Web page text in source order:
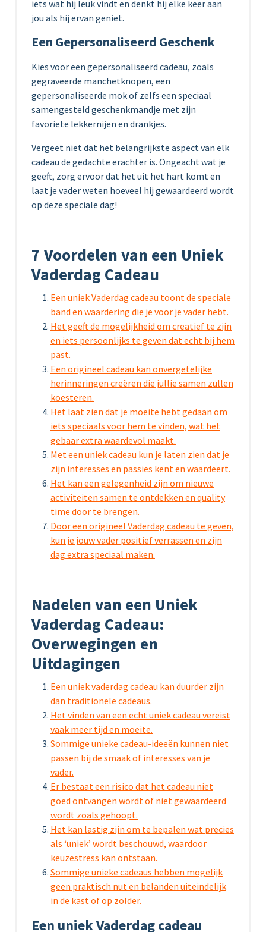
iets wat hij leuk vindt en denkt hij elke keer aan
jou als hij ervan geniet.
Een Gepersonaliseerd Geschenk
Kies voor een gepersonaliseerd cadeau, zoals
gegraveerde manchetknopen, een
gepersonaliseerde mok of zelfs een speciaal
samengesteld geschenkmandje met zijn
favoriete lekkernijen en drankjes.
Vergeet niet dat het belangrijkste aspect van elk
cadeau de gedachte erachter is. Ongeacht wat je
geeft, zorg ervoor dat het uit het hart komt en
laat je vader weten hoeveel hij gewaardeerd wordt
op deze speciale dag!
7 Voordelen van een Uniek
Vaderdag Cadeau
Een uniek Vaderdag cadeau toont de speciale
band en waardering die je voor je vader hebt.
Het geeft de mogelijkheid om creatief te zijn
en iets persoonlijks te geven dat echt bij hem
past.
Een origineel cadeau kan onvergetelijke
herinneringen creëren die jullie samen zullen
koesteren.
Het laat zien dat je moeite hebt gedaan om
iets speciaals voor hem te vinden, wat het
gebaar extra waardevol maakt.
Met een uniek cadeau kun je laten zien dat je
zijn interesses en passies kent en waardeert.
Het kan een gelegenheid zijn om nieuwe
activiteiten samen te ontdekken en quality
time door te brengen.
Door een origineel Vaderdag cadeau te geven,
kun je jouw vader positief verrassen en zijn
dag extra speciaal maken.
Nadelen van een Uniek
Vaderdag Cadeau:
Overwegingen en
Uitdagingen
Een uniek vaderdag cadeau kan duurder zijn
dan traditionele cadeaus.
Het vinden van een echt uniek cadeau vereist
vaak meer tijd en moeite.
Sommige unieke cadeau-ideeën kunnen niet
passen bij de smaak of interesses van je
vader.
Er bestaat een risico dat het cadeau niet
goed ontvangen wordt of niet gewaardeerd
wordt zoals gehoopt.
Het kan lastig zijn om te bepalen wat precies
als ‘uniek’ wordt beschouwd, waardoor
keuzestress kan ontstaan.
Sommige unieke cadeaus hebben mogelijk
geen praktisch nut en belanden uiteindelijk
in de kast of op zolder.
Een uniek Vaderdag cadeau